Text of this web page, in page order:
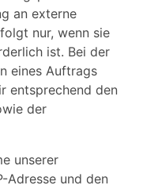
an externe
nur, wenn sie
ist. Bei der
eines Auftrags
entsprechend den
der
unserer
Adresse und den